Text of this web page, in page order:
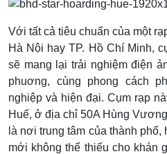
Với tất cả tiêu chuẩn của một
Hà Nội hay TP. Hồ Chí Minh,
sẽ mang lại trải nghiệm điện
phuơng, cùng phong cách
nghiệp và hiện đại. Cụm rạp
Huế, ở địa chỉ 50A Hùng
là nơi trung tâm của thành
mới không thể thiếu cho khán